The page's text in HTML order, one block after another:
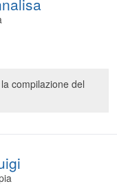
compilazione del